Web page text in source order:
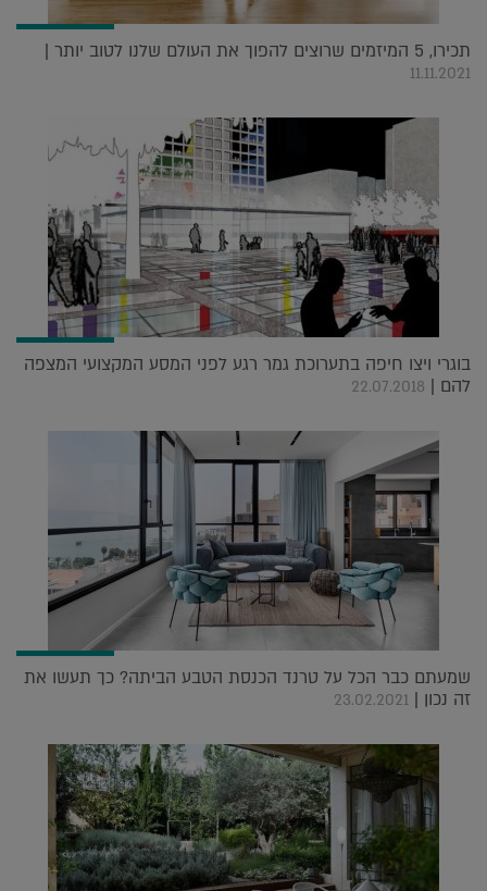
תכירו, 5 המיזמים שרוצים להפוך את העולם שלנו לטוב יותר |
11.11.2021
בוגרי ויצו חיפה בתערוכת גמר רגע לפני המסע המקצועי המצפה
להם | 22.07.2018
שמעתם כבר הכל על טרנד הכנסת הטבע הביתה? כך תעשו את
זה נכון | 23.02.2021